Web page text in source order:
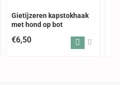
Gietijzeren kapstokhaak
met hond op bot
€6,50